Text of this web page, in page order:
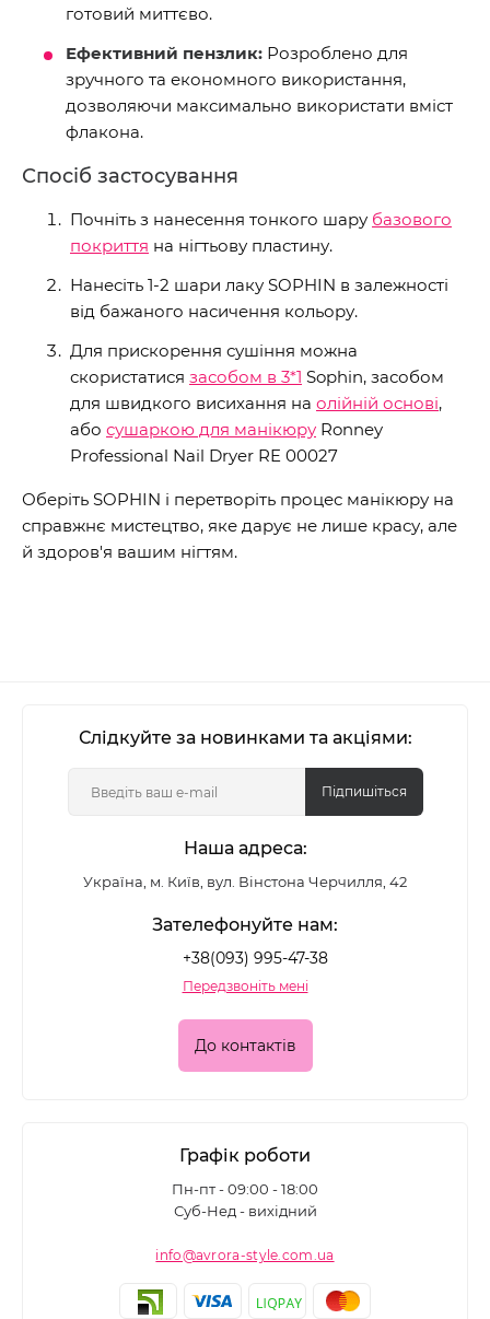
готовий миттєво.
Ефективний пензлик: Розроблено для
зручного та економного використання,
дозволяючи максимально використати вміст
флакона.
Спосіб застосування
Почніть з нанесення тонкого шару базового
покриття на нігтьову пластину.
Нанесіть 1-2 шари лаку SOPHIN в залежності
від бажаного насичення кольору.
Для прискорення сушіння можна
скористатися засобом в 3*1 Sophin, засобом
для швидкого висихання на олійній основі,
або сушаркою для манікюру Ronney
Professional Nail Dryer RE 00027
Оберіть SOPHIN і перетворіть процес манікюру на
справжнє мистецтво, яке дарує не лише красу, але
й здоров'я вашим нігтям.
Слідкуйте за новинками та акціями:
Підпишіться
Наша адреса:
Україна, м. Київ, вул. Вінстона Черчилля, 42
Зателефонуйте нам:
+38(093) 995-47-38
Передзвоніть мені
До контактів
Графік роботи
Пн-пт - 09:00 - 18:00
Суб-Нед - вихідний
info@avrora-style.com.ua